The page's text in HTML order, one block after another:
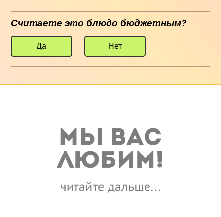
Считаете это блюдо бюджетным?
Да Нет